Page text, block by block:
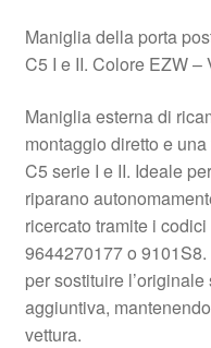
Maniglia della porta
C5 I e II. Colore EZW –
Maniglia esterna di
montaggio diretto e
C5 serie I e II. Ideale
riparano
ricercato tramite i
9644270177 o
per sostituire
aggiuntiva,
vettura.